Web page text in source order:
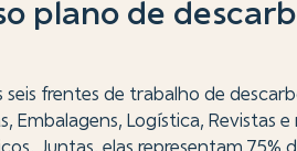
plano de
seis frentes de trabalho de
Embalagens, Logística, Revistas